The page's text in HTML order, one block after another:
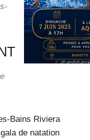
Bains Riviera
de natation